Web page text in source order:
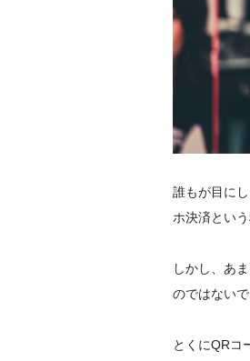
誰もが目に
ホ決済とい
しかし、あ
のではない
とくにQRコ